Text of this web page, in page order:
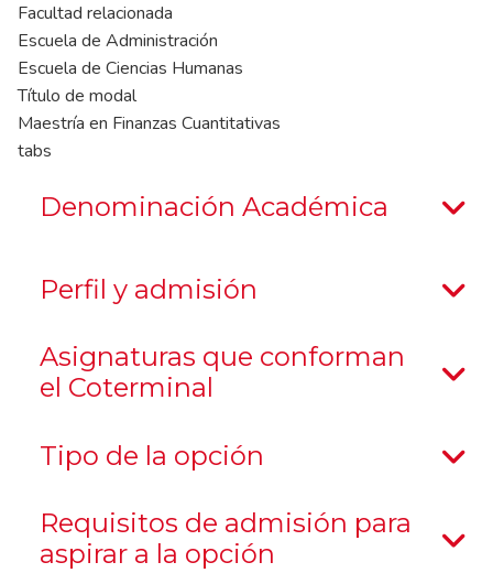
Facultad relacionada
Escuela de Administración
Escuela de Ciencias Humanas
Título de modal
Maestría en Finanzas Cuantitativas
tabs
Denominación Académica
Perfil y admisión
Asignaturas que conforman
el Coterminal
Tipo de la opción
Requisitos de admisión para
aspirar a la opción